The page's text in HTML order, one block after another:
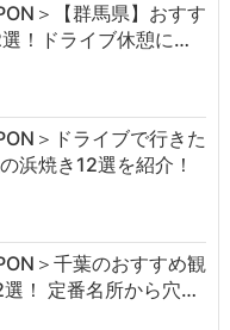
＞【群馬県】おすす
！ドライブ休憩に…
＞ドライブで行きた
浜焼き12選を紹介！
＞千葉のおすすめ観
！ 定番名所から穴…